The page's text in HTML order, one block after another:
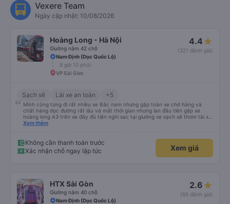
Vexere Team
Ngày cập nhật: 10/08/2026
Hoàng Long - Hà Nội
Giường nằm 42 chỗ
4.4
(321 đánh giá)
Nam Định (Dọc Quốc Lộ)
8 giờ 10 phút
VP Sài Gòn
Sạch sẽ Lái xe an toàn +5
Mình cũng từng đi rất nhiều xe Bắc nam nhưng gặp toàn xe chở hàng và
chất hàng dọc đường rất lâu và mất thời gian nhưng lan đầu tiên gặp xe
hoàng long A3 trên xe đây đủ tiện nghi sac tại giường xe sạch sẽ thơm tài xế
lo xe thoải mái vui tính sẽ con ung hô nhe
Xem thêm
Không cần thanh toán trước
Xác nhận chỗ ngay lập tức
Xem giá
HTX Sài Gòn
Giường nằm 40 chỗ
2.6
(55 đánh giá)
Nam Định (Dọc Quốc Lộ)